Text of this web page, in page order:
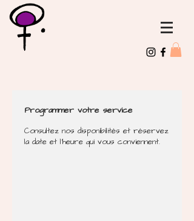
Programmer votre service
Consultez nos disponibilités et réservez
la date et l'heure qui vous conviennent.